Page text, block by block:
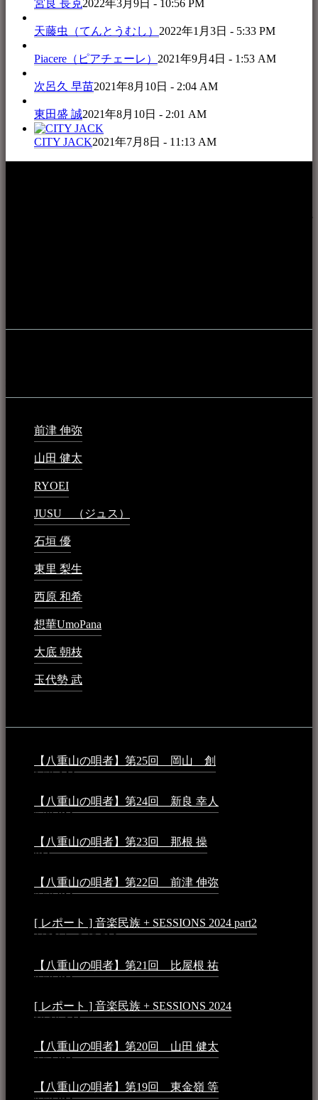
宮良 長克2022年3月9日 - 10:56 PM
天藤虫（てんとうむし） 2022年1月3日 - 5:33 PM
Piacere（ピアチェーレ） 2021年9月4日 - 1:53 AM
次呂久 早苗2021年8月10日 - 2:04 AM
東田盛 誠2021年8月10日 - 2:01 AM
CITY JACK2021年7月8日 - 11:13 AM
前津 伸弥
山田 健太
RYOEI
JUSU （ジュス）
石垣 優
東里 梨生
西原 和希
想華UmoPana
大底 朝枝
玉代勢 武
【八重山の唄者】第25回 岡山 創
1:50 AM
【八重山の唄者】第24回 新良 幸人
5:29 PM
【八重山の唄者】第23回 那根 操
PM
【八重山の唄者】第22回 前津 伸弥
7:50 PM
[ レポート ] 音楽民族 + SESSIONS 2024 part2
月25日 - 9:13 PM
【八重山の唄者】第21回 比屋根 祐
8:59 PM
[ レポート ] 音楽民族 + SESSIONS 2024
10:16 AM
【八重山の唄者】第20回 山田 健太
3:54 PM
【八重山の唄者】第19回 東金嶺 等